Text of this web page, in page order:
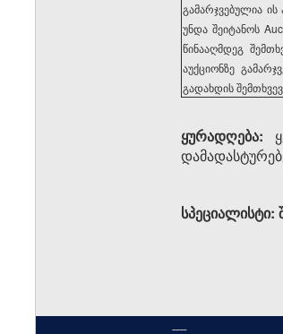
გამარჯვებულია
უნდა შეიტანოს
წინააღმდეგ
აუქციონზე
გადახდის
ყურადღება:
----